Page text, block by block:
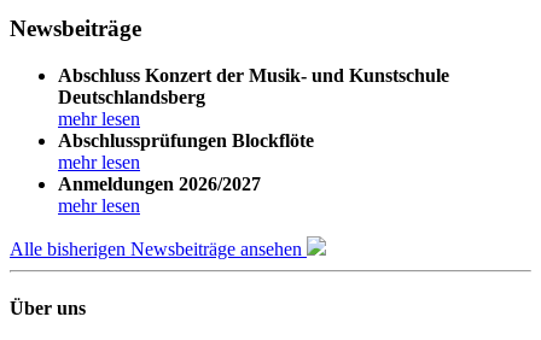
Newsbeiträge
Abschluss Konzert der Musik- und Kunstschule
Deutschlandsberg
mehr lesen
Abschlussprüfungen Blockflöte
mehr lesen
Anmeldungen 2026/2027
mehr lesen
Alle bisherigen Newsbeiträge ansehen
Über uns